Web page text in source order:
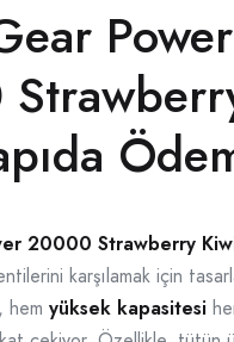
Power
20000 Strawberry
karşılamak için
hem yüksek kapasitesi